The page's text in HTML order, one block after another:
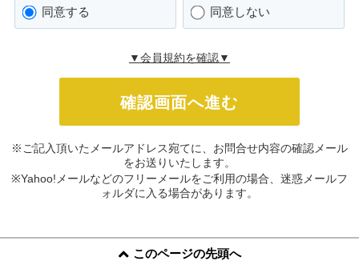
同意する 同意しない
▼会員規約を確認▼
※ご記入頂いたメールアドレス宛てに、お問合せ内容の確認メール
をお送りいたします。
※Yahoo!メールなどのフリーメールをご利用の場合、迷惑メールフ
ォルダに入る場合があります。
このページの先頭へ